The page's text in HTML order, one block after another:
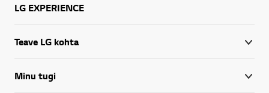
LG EXPERIENCE
Teave LG kohta
Minu tugi